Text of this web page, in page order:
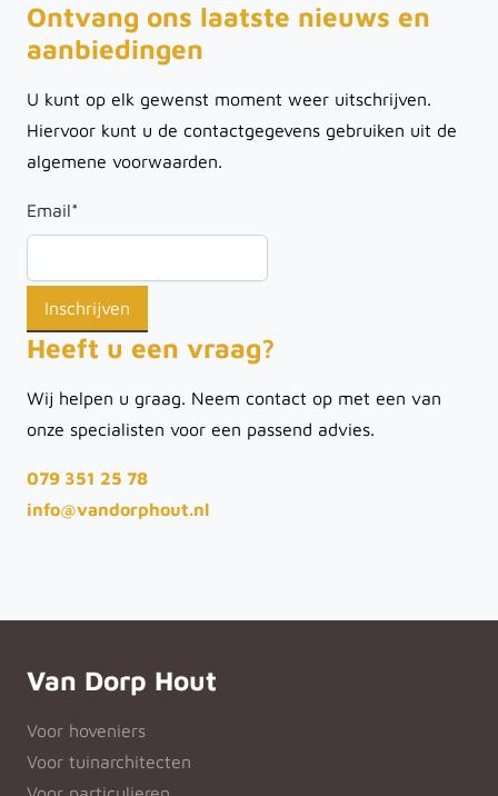
Ontvang ons laatste nieuws en
aanbiedingen
U kunt op elk gewenst moment weer uitschrijven.
Hiervoor kunt u de contactgegevens gebruiken uit de
algemene voorwaarden.
Email*
Heeft u een vraag?
Wij helpen u graag. Neem contact op met een van
onze specialisten voor een passend advies.
079 351 25 78
info@vandorphout.nl
Van Dorp Hout
Voor hoveniers
Voor tuinarchitecten